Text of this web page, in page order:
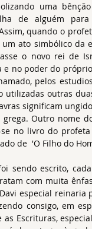
uma
de alguém
quando o
ato simbólico da
o novo rei de
no poder do
pelos
utilizadas outras
significam
Outro nome
no livro do
de  'O Filho do
sendo escrito,
com muita
especial reinaria
consigo, em
Escrituras,